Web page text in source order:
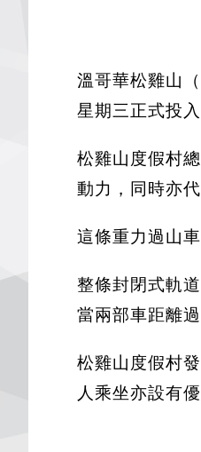
溫哥華松雞山
星期三正式投
松雞山度假村
動力，同時亦
這條重力過山
整條封閉式軌
當兩部車距離
松雞山度假村
人乘坐亦設有優